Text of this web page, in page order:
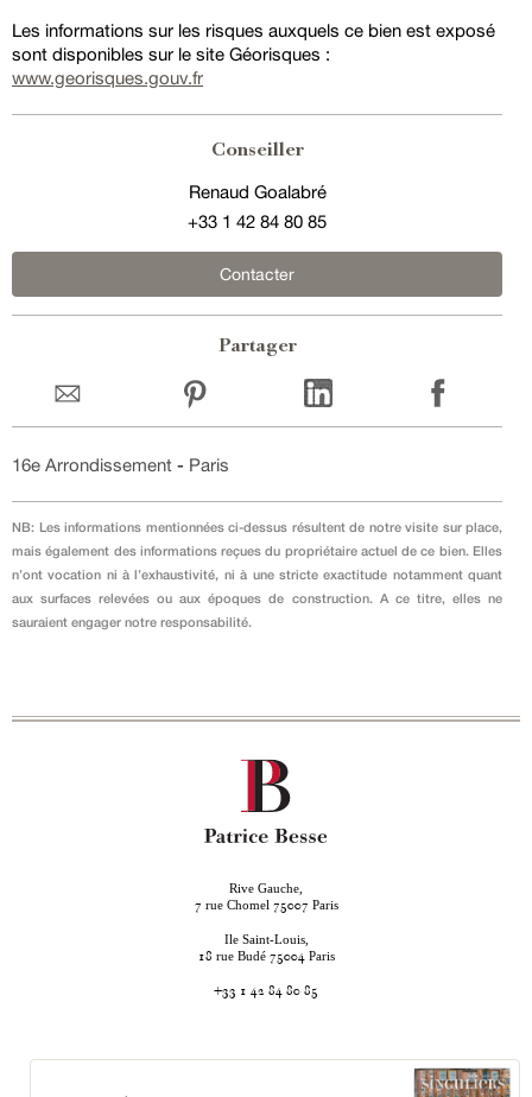
Les informations sur les risques auxquels ce bien est exposé
sont disponibles sur le site Géorisques :
www.georisques.gouv.fr
Conseiller
Renaud Goalabré
+33 1 42 84 80 85
Contacter
Partager
16e Arrondissement - Paris
NB: Les informations mentionnées ci-dessus résultent de notre visite sur place,
mais également des informations reçues du propriétaire actuel de ce bien. Elles
n’ont vocation ni à l’exhaustivité, ni à une stricte exactitude notamment quant
aux surfaces relevées ou aux époques de construction. A ce titre, elles ne
sauraient engager notre responsabilité.
Rive Gauche,
7 rue Chomel 75007 Paris
Ile Saint-Louis,
18 rue Budé 75004 Paris
+33 1 42 84 80 85